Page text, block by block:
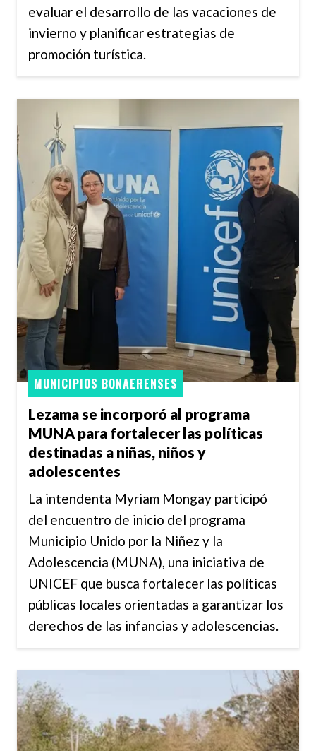
evaluar el desarrollo de las vacaciones de
invierno y planificar estrategias de
promoción turística.
Lezama se incorporó al programa
MUNA para fortalecer las políticas
destinadas a niñas, niños y
adolescentes
MUNICIPIOS BONAERENSES
La intendenta Myriam Mongay participó
del encuentro de inicio del programa
Municipio Unido por la Niñez y la
Adolescencia (MUNA), una iniciativa de
UNICEF que busca fortalecer las políticas
públicas locales orientadas a garantizar los
derechos de las infancias y adolescencias.